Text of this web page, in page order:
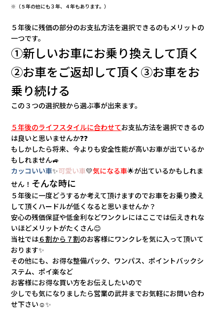
※（５年の他にも３年、４年もあります。）
５年後に残価の部分のお支払方法を選択できるのもメリットの
一つです。
①新しいお車にお乗り換えして頂く
②お車をご返却して頂く③お車をお
乗り続ける
この３つの選択肢から選ぶ事が出来ます。
５年後のライフスタイルに合わせてお支払方法を選択できるの
は良いと思いませんか❓❓
もしかしたら将来、今よりも安全性能が高いお車が出ているか
もしれません🚙
カッコいい車✨可愛い車💛気になる車🌟が出ているかもしれま
せん！ そんな時に
５年後に一度どうするか考えて頂けますのでお車をお乗り換え
して頂くハードルが低くなると思いませんか？
安心の残価保証や低金利などワンクレにはここでは伝えきれな
いほどメリットがたくさん😊
当社では６割から７割のお客様にワンクレを気に入って頂いて
おります✨
その他にも、お得な整備パック、ワンパス、ポイントバックシ
ステム、ポイ楽など
お客様にお得な買い方をお伝えしたいので
少しでも気になりましたら営業の武井までお気軽にお問い合わ
せ下さい☺✨